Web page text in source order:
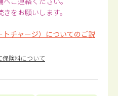
をお願いします。
チャージ）についてのご説
保険料について